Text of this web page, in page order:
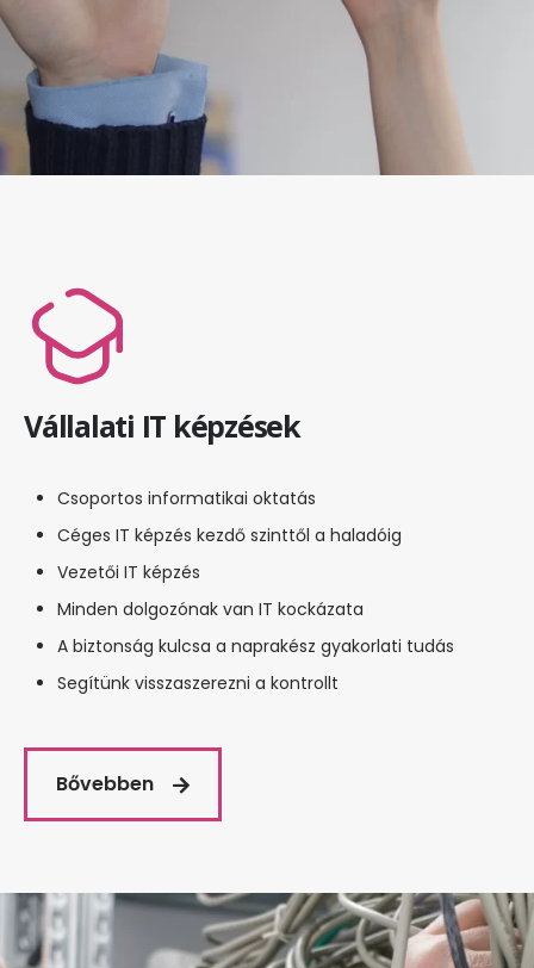
Vállalati IT képzések
Csoportos informatikai oktatás
Céges IT képzés kezdő szinttől a haladóig
Vezetői IT képzés
Minden dolgozónak van IT kockázata
A biztonság kulcsa a naprakész gyakorlati tudás
Segítünk visszaszerezni a kontrollt
Bővebben